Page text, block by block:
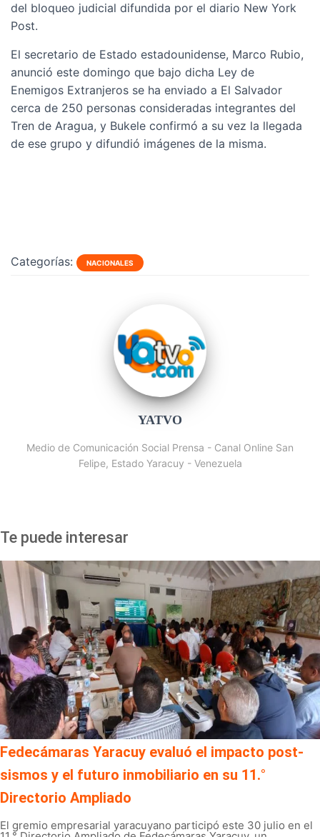
del bloqueo judicial difundida por el diario New York
Post.
El secretario de Estado estadounidense, Marco Rubio,
anunció este domingo que bajo dicha Ley de
Enemigos Extranjeros se ha enviado a El Salvador
cerca de 250 personas consideradas integrantes del
Tren de Aragua, y Bukele confirmó a su vez la llegada
de ese grupo y difundió imágenes de la misma.
Categorías: NACIONALES
YATVO
Medio de Comunicación Social Prensa - Canal Online San
Felipe, Estado Yaracuy - Venezuela
Te puede interesar
Fedecámaras Yaracuy evaluó el impacto post-
sismos y el futuro inmobiliario en su 11.°
Directorio Ampliado
El gremio empresarial yaracuyano participó este 30 julio en el